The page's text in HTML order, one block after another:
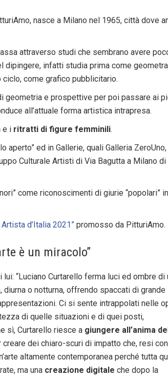
nasce a Milano nel 1965, città dove
attraverso studi che sembrano avere
dipingere, infatti studia prima come
come grafico pubblicitario.
geometria e prospettive per poi passare ai
all’attuale forma artistica intrapresa.
e i ritratti di figure femminili.
ed in Gallerie, quali Galleria ZeroUno,
Culturale Artisti di Via Bagutta a Milano di
come riconoscimenti di giurie “popolari”
d’Italia 2021” promosso da PitturiAmo.
è un miracolo”
lui: “Luciano Curtarello ferma luci ed ombre di
, diurna o notturna, offrendo spaccati di grande
Ci si sente intrappolati nelle
di quelle situazioni e di quei posti,
sì, Curtarello riesce a giungere all’anima del
creare dei chiaro-scuri di impatto che, resi con
altamente contemporanea perché tutta
ma una creazione digitale che dopo la